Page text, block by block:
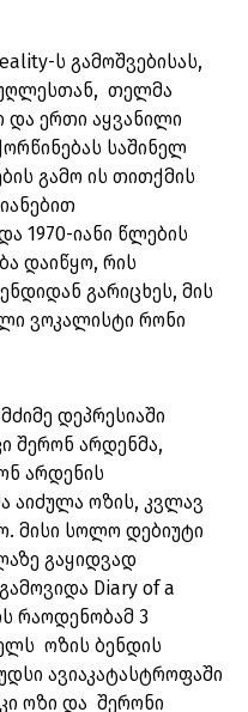
ს გამოშვებისას,
თელმა
ერთი აყვანილი
საშინელ
გამო ის თითქმის
1970-იანი წლების
დაიწყო, რის
გარიცხეს, მის
ვოკალისტი რონი
დეპრესიაში
შერონ არდენმა,
არდენის
აიძულა ოზის, კვლავ
მისი სოლო დებიუტი
გაყიდვად
Diary of a
რაოდენობამ 3
ოზის ბენდის
ავიაკატასტროფაში
ოზი და შერონი